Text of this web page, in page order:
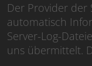
Der Provider
automatisch
Server-Log-
uns übermittelt.